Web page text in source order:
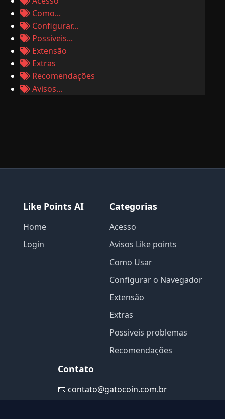
Como...
Configurar...
Possiveis...
Extensão
Extras
Recomendações
Avisos...
Like Points AI
Home
Login
Categorias
Acesso
Avisos Like points
Como Usar
Configurar o Navegador
Extensão
Extras
Possiveis problemas
Recomendações
Contato
📧 contato@gatocoin.com.br